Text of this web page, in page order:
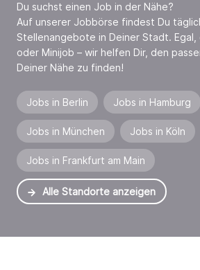
Du suchst einen Job in der Nähe?
Auf unserer Jobbörse findest Du
Stellenangebote in Deiner Stadt.
oder Minijob – wir helfen Dir, den
Deiner Nähe zu finden!
Jobs in Berlin Jobs in Hamburg
Jobs in München Jobs in Köln
Jobs in Frankfurt am Main
Alle Standorte anzeigen